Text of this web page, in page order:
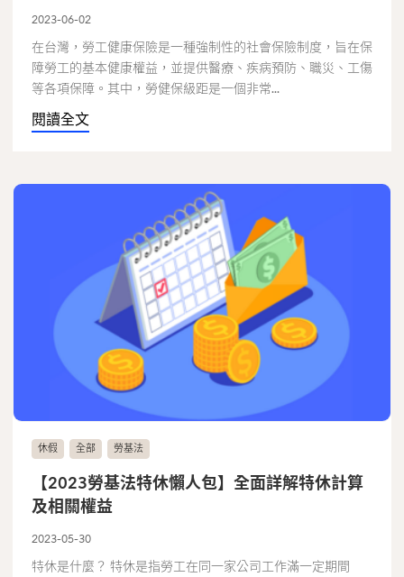
2023-06-02
在台灣，勞工健康保險是一種強制性的社會保險制度，旨在保
障勞工的基本健康權益，並提供醫療、疾病預防、職災、工傷
等各項保障。其中，勞健保級距是一個非常...
閱讀全文
休假 全部 勞基法
【2023勞基法特休懶人包】全面詳解特休計算
及相關權益
2023-05-30
特休是什麼？ 特休是指勞工在同一家公司工作滿一定期間